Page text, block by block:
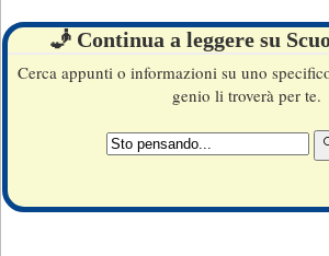
🧞 Continua a leggere su
Cerca appunti o informazioni su uno
genio li troverà per te.